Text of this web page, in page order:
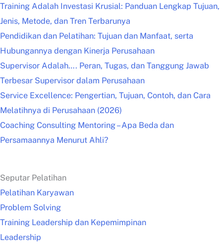
Training Adalah Investasi Krusial: Panduan Lengkap Tujuan,
Jenis, Metode, dan Tren Terbarunya
Pendidikan dan Pelatihan: Tujuan dan Manfaat, serta
Hubungannya dengan Kinerja Perusahaan
Supervisor Adalah…. Peran, Tugas, dan Tanggung Jawab
Terbesar Supervisor dalam Perusahaan
Service Excellence: Pengertian, Tujuan, Contoh, dan Cara
Melatihnya di Perusahaan (2026)
Coaching Consulting Mentoring – Apa Beda dan
Persamaannya Menurut Ahli?
Seputar Pelatihan
Pelatihan Karyawan
Problem Solving
Training Leadership dan Kepemimpinan
Leadership